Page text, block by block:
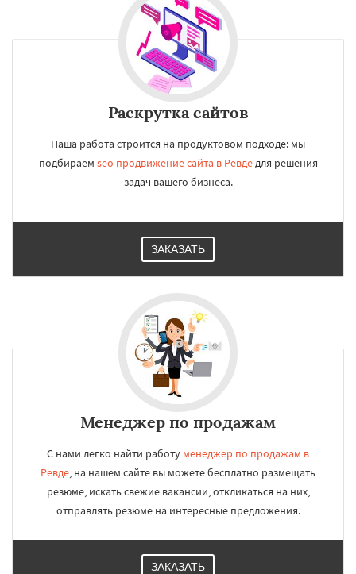
Раскрутка сайтов
Наша работа строится на продуктовом подходе: мы
подбираем seo продвижение сайта в Ревдедля решения
задач вашего бизнеса.
ЗАКАЗАТЬ
Менеджер по продажам
С нами легко найти работу менеджер по продажам в
Ревде, на нашем сайте вы можете бесплатно размещать
резюме, искать свежие вакансии, откликаться на них,
отправлять резюме на интересные предложения.
ЗАКАЗАТЬ